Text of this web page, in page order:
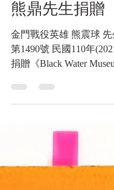
戰神的紅地毯
金門戰役英雄
生，褒揚令 華
熊鼎先生捐贈
金門戰役英雄 熊震球
第1490號 民國110年